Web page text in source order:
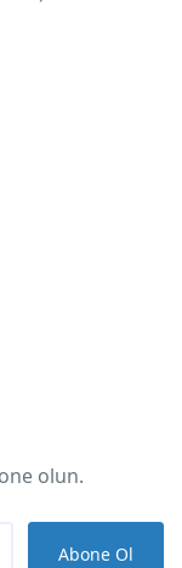
olun.
Abone Ol